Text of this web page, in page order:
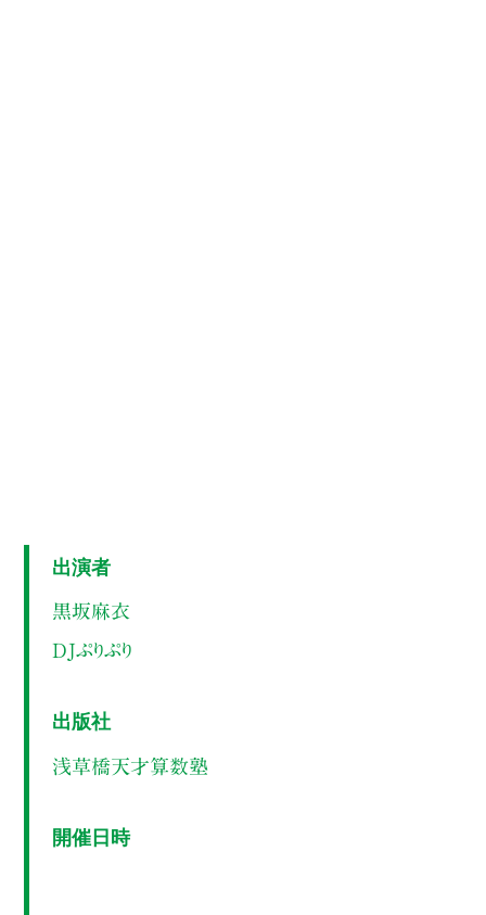
出演者
黒坂麻衣
DJぷりぷり
出版社
浅草橋天才算数塾
開催日時